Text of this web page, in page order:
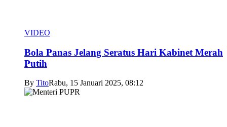
VIDEO
Bola Panas Jelang Seratus Hari Kabinet Merah
Putih
By TitoRabu, 15 Januari 2025, 08:12